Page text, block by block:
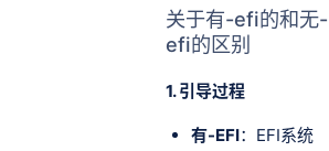
关于有-efi的和无-
efi的区别
1. 引导过程
有-EFI：EFI系统